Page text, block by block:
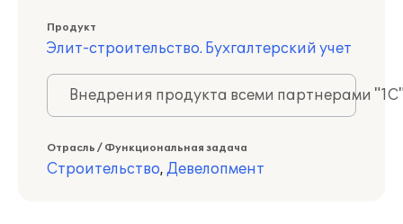
Продукт
Элит-строительство. Бухгалтерский учет
Внедрения продукта всеми партнерами
Отрасль / Функциональная задача
Строительство, Девелопмент